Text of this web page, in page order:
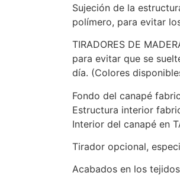
Sujeción de la
polímero, para evitar
TIRADORES DE
para evitar que se
día. (Colores
Fondo del canapé
Estructura interior
Interior del canapé en
Tirador opcional,
Acabados en los